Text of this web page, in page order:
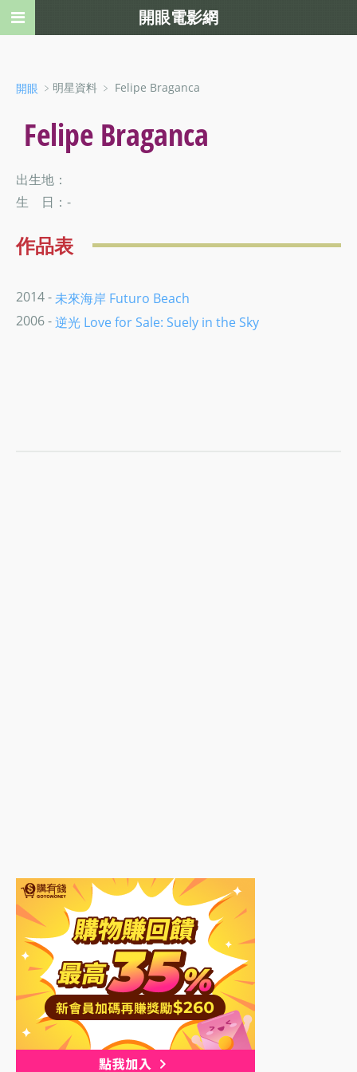
開眼 ﹥明星資料 ﹥ Felipe Braganca
Felipe Braganca
出生地：
生 日：-
作品表
2014 -未來海岸 Futuro Beach
2006 -逆光 Love for Sale: Suely in the Sky
開眼電影網